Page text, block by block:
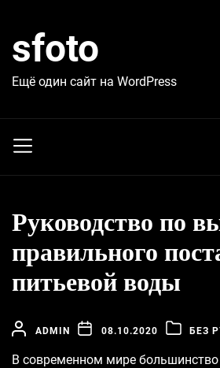
the
content
sfoto
Ещё один сайт на WordPress
Руководство по
правильного
питьевой воды
ADMIN 08.10.2020 БЕЗ
В современном мире